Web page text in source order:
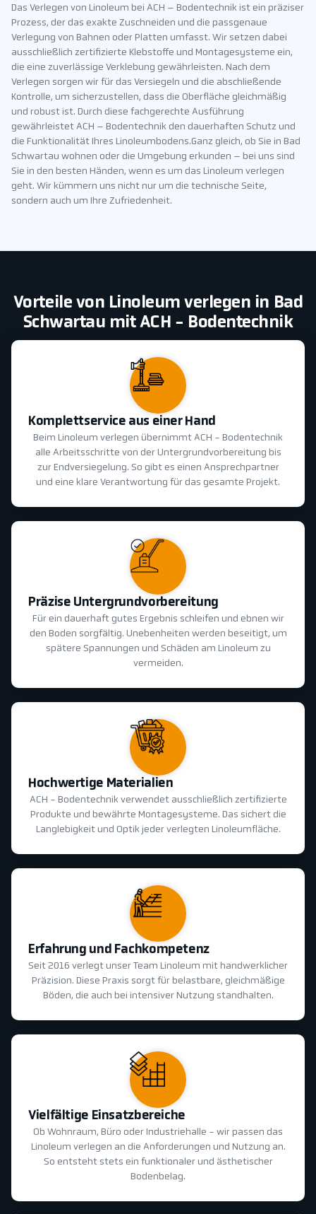
Das Verlegen von Linoleum bei ACH – Bodentechnik ist ein präziser
Prozess, der das exakte Zuschneiden und die passgenaue
Verlegung von Bahnen oder Platten umfasst. Wir setzen dabei
ausschließlich zertifizierte Klebstoffe und Montagesysteme ein,
die eine zuverlässige Verklebung gewährleisten. Nach dem
Verlegen sorgen wir für das Versiegeln und die abschließende
Kontrolle, um sicherzustellen, dass die Oberfläche gleichmäßig
und robust ist. Durch diese fachgerechte Ausführung
gewährleistet ACH – Bodentechnik den dauerhaften Schutz und
die Funktionalität Ihres Linoleumbodens.Ganz gleich, ob Sie in Bad
Schwartau wohnen oder die Umgebung erkunden – bei uns sind
Sie in den besten Händen, wenn es um das Linoleum verlegen
geht. Wir kümmern uns nicht nur um die technische Seite,
sondern auch um Ihre Zufriedenheit.
Vorteile von Linoleum verlegen in Bad
Schwartau mit ACH - Bodentechnik
Komplettservice aus einer Hand
Beim Linoleum verlegen übernimmt ACH - Bodentechnik
alle Arbeitsschritte von der Untergrundvorbereitung bis
zur Endversiegelung. So gibt es einen Ansprechpartner
und eine klare Verantwortung für das gesamte Projekt.
Präzise Untergrundvorbereitung
Für ein dauerhaft gutes Ergebnis schleifen und ebnen wir
den Boden sorgfältig. Unebenheiten werden beseitigt, um
spätere Spannungen und Schäden am Linoleum zu
vermeiden.
Hochwertige Materialien
ACH - Bodentechnik verwendet ausschließlich zertifizierte
Produkte und bewährte Montagesysteme. Das sichert die
Langlebigkeit und Optik jeder verlegten Linoleumfläche.
Erfahrung und Fachkompetenz
Seit 2016 verlegt unser Team Linoleum mit handwerklicher
Präzision. Diese Praxis sorgt für belastbare, gleichmäßige
Böden, die auch bei intensiver Nutzung standhalten.
Vielfältige Einsatzbereiche
Ob Wohnraum, Büro oder Industriehalle - wir passen das
Linoleum verlegen an die Anforderungen und Nutzung an.
So entsteht stets ein funktionaler und ästhetischer
Bodenbelag.